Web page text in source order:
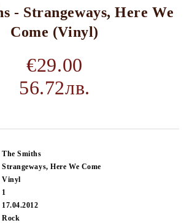
- Strangeways, Here We
Come (Vinyl)
€29.00
56.72лв.
The Smiths
Strangeways, Here We Come
Vinyl
1
17.04.2012
Rock